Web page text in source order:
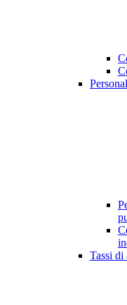
Tassi di